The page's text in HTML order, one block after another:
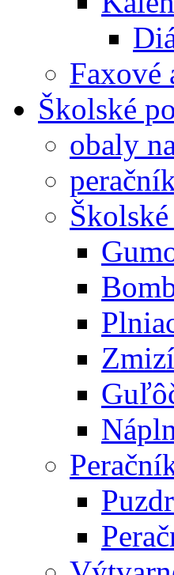
Faxové
Školské
obaly
Školské